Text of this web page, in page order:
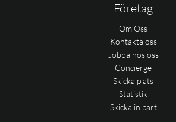
Företag
Om Oss
Kontakta oss
Jobba hos oss
Concierge
Skicka plats
Statistik
Skicka in part